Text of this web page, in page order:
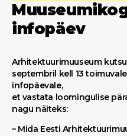
infopäev
Arhitektuurimuuseum
septembril kell 13
infopäevale,
et vastata loomingulise
nagu näiteks:
– Mida Eesti